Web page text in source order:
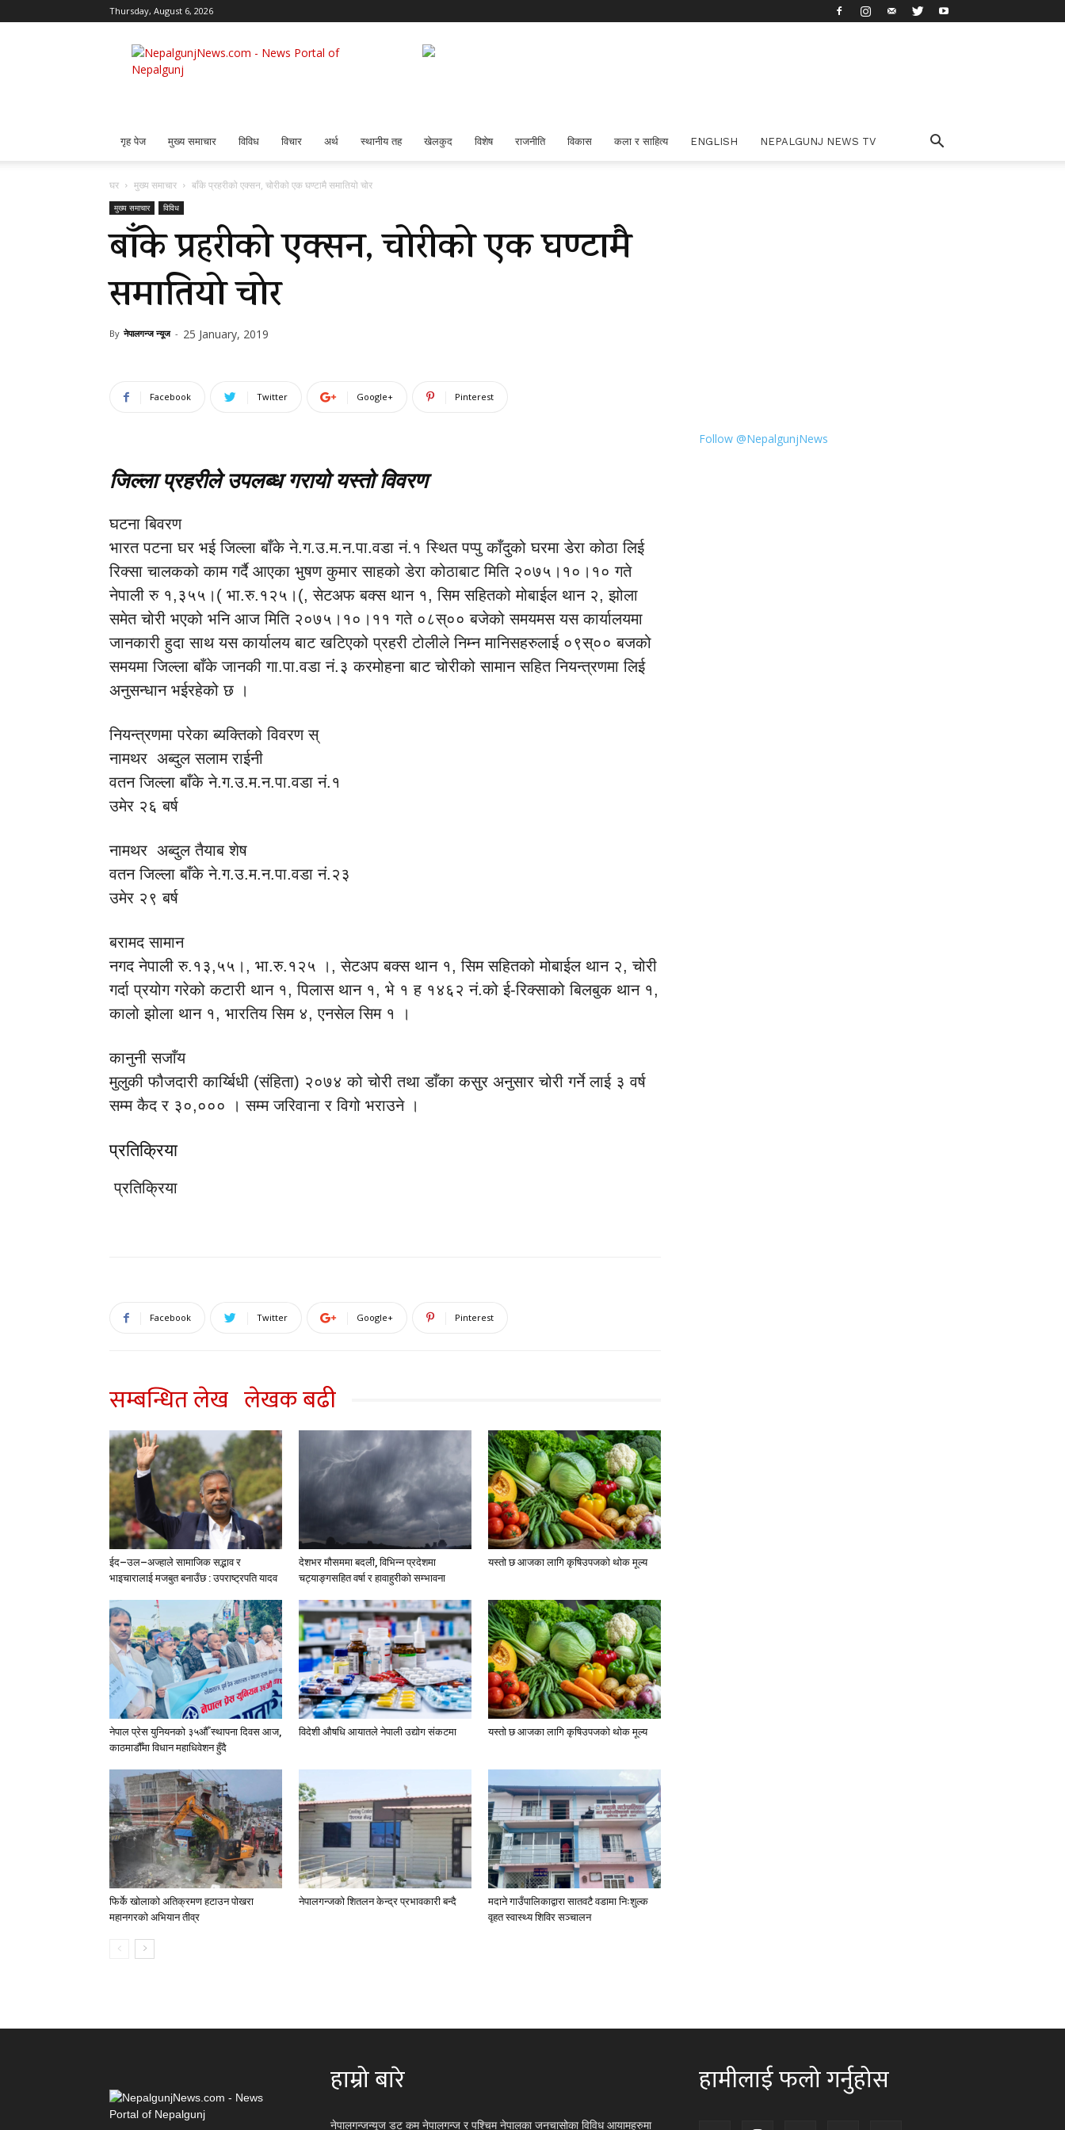
Thursday, August 6, 2026
Nepalgunj
News
गृह पेज मुख्य समाचार विविध विचार अर्थ स्थानीय तह खेलकुद विशेष राजनीति विकास कला र साहित्य ENGLISH NEPALGUNJ NEWS TV
घर मुख्य समाचार बाँके प्रहरीको एक्सन, चोरीको एक घण्टामै समातियो चोर
मुख्य समाचार विविध
बाँके प्रहरीको एक्सन, चोरीको एक घण्टामै
समातियो चोर
By नेपालगन्ज न्यूज - 25 January, 2019
Facebook Twitter Google+ Pinterest
जिल्ला प्रहरीले उपलब्ध गरायो यस्तो विवरण
घटना बिवरण
भारत पटना घर भई जिल्ला बाँके ने.ग.उ.म.न.पा.वडा नं.१ स्थित पप्पु काँदुको घरमा डेरा कोठा लिई
रिक्सा चालकको काम गर्दै आएका भुषण कुमार साहको डेरा कोठाबाट मिति २०७५।१०।१० गते
नेपाली रु १,३५५।( भा.रु.१२५।(, सेटअफ बक्स थान १, सिम सहितको मोबाईल थान २, झोला
समेत चोरी भएको भनि आज मिति २०७५।१०।११ गते ०८स्०० बजेको समयमस यस कार्यालयमा
जानकारी हुदा साथ यस कार्यालय बाट खटिएको प्रहरी टोलीले निम्न मानिसहरुलाई ०९स्०० बजको
समयमा जिल्ला बाँके जानकी गा.पा.वडा नं.३ करमोहना बाट चोरीको सामान सहित नियन्त्रणमा लिई
अनुसन्धान भईरहेको छ ।
नियन्त्रणमा परेका ब्यक्तिको विवरण स्
नामथर अब्दुल सलाम राईनी
वतन जिल्ला बाँके ने.ग.उ.म.न.पा.वडा नं.१
उमेर २६ बर्ष
नामथर अब्दुल तैयाब शेष
वतन जिल्ला बाँके ने.ग.उ.म.न.पा.वडा नं.२३
उमेर २९ बर्ष
बरामद सामान
नगद नेपाली रु.१३,५५।, भा.रु.१२५ ।, सेटअप बक्स थान १, सिम सहितको मोबाईल थान २, चोरी
गर्दा प्रयोग गरेको कटारी थान १, पिलास थान १, भे १ ह १४६२ नं.को ई-रिक्साको बिलबुक थान १,
कालो झोला थान १, भारतिय सिम ४, एनसेल सिम १ ।
कानुनी सजाँय
मुलुकी फौजदारी कार्य्बिधी (संहिता) २०७४ को चोरी तथा डाँका कसुर अनुसार चोरी गर्ने लाई ३ वर्ष
सम्म कैद र ३०,००० । सम्म जरिवाना र विगो भराउने ।
प्रतिक्रिया
प्रतिक्रिया
Facebook Twitter Google+ Pinterest
सम्बन्धित लेख लेखक बढी
ईद–उल–अज्हाले सामाजिक सद्भाव र
भाइचारालाई मजबुत बनाउँछ : उपराष्ट्रपति यादव
देशभर मौसममा बदली, विभिन्न प्रदेशमा
चट्याङ्गसहित वर्षा र हावाहुरीको सम्भावना
यस्तो छ आजका लागि कृषिउपजको थोक मूल्य
नेपाल प्रेस युनियनको ३५औँ स्थापना दिवस आज,
काठमाडौँमा विधान महाधिवेशन हुँदै
विदेशी औषधि आयातले नेपाली उद्योग संकटमा यस्तो छ आजका लागि कृषिउपजको थोक मूल्य
फिर्के खोलाको अतिक्रमण हटाउन पोखरा
महानगरको अभियान तीव्र
नेपालगन्जको शितलन केन्द्र प्रभावकारी बन्दै
मदाने गाउँपालिकाद्वारा सातवटै वडामा निःशुल्क
वृहत स्वास्थ्य शिविर सञ्चालन
Follow @NepalgunjNews
हाम्रो बारे
नेपालगन्जन्यूज डट कम नेपालगन्ज र पश्चिम नेपालका जनचासोका विविध आयामहरुमा
हामीलाई फलो गर्नुहोस